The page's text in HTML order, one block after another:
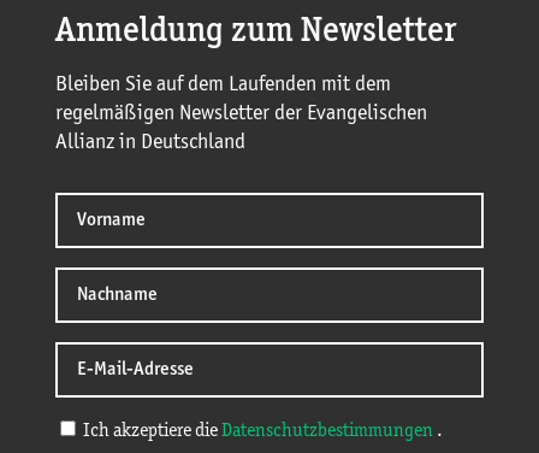
Anmeldung zum Newsletter
Bleiben Sie auf dem Laufenden mit dem
regelmäßigen Newsletter der Evangelischen
Allianz in Deutschland
Ich akzeptiere die Datenschutzbestimmungen .